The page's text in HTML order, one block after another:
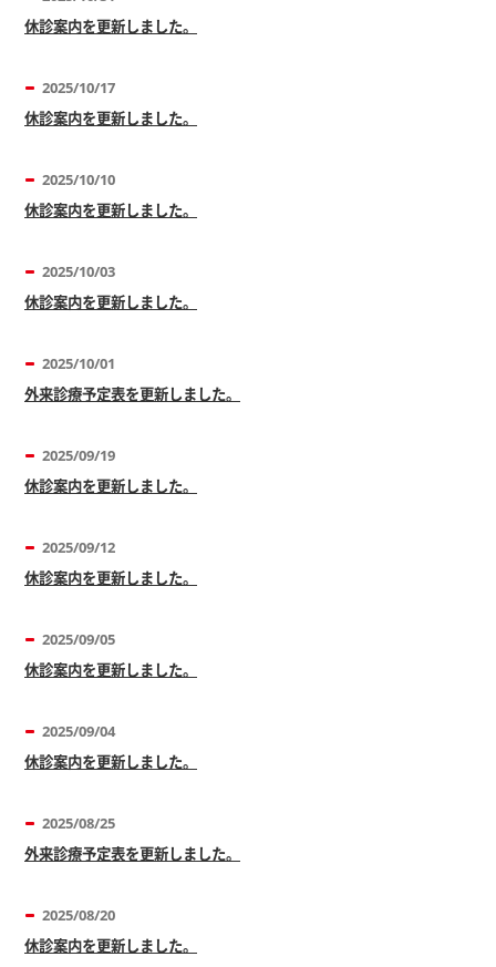
休診案内を更新しました。
2025/10/17
休診案内を更新しました。
2025/10/10
休診案内を更新しました。
2025/10/03
休診案内を更新しました。
2025/10/01
外来診療予定表を更新しました。
2025/09/19
休診案内を更新しました。
2025/09/12
休診案内を更新しました。
2025/09/05
休診案内を更新しました。
2025/09/04
休診案内を更新しました。
2025/08/25
外来診療予定表を更新しました。
2025/08/20
休診案内を更新しました。